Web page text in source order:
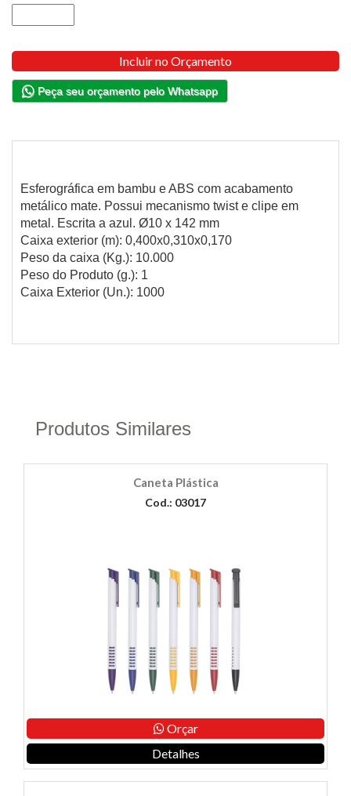
Incluir no Orçamento
Peça seu orçamento pelo Whatsapp
Esferográfica em bambu e ABS com acabamento
metálico mate. Possui mecanismo twist e clipe em
metal. Escrita a azul. Ø10 x 142 mm
Caixa exterior (m): 0,400x0,310x0,170
Peso da caixa (Kg.): 10.000
Peso do Produto (g.): 1
Caixa Exterior (Un.): 1000
Produtos Similares
Caneta Plástica
Cod.: 03017
Orçar
Detalhes